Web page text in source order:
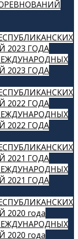
2023 ГОДА
2023 ГОДА
2022 ГОДА
2022 ГОДА
2021 ГОДА
2021 ГОДА
года
года